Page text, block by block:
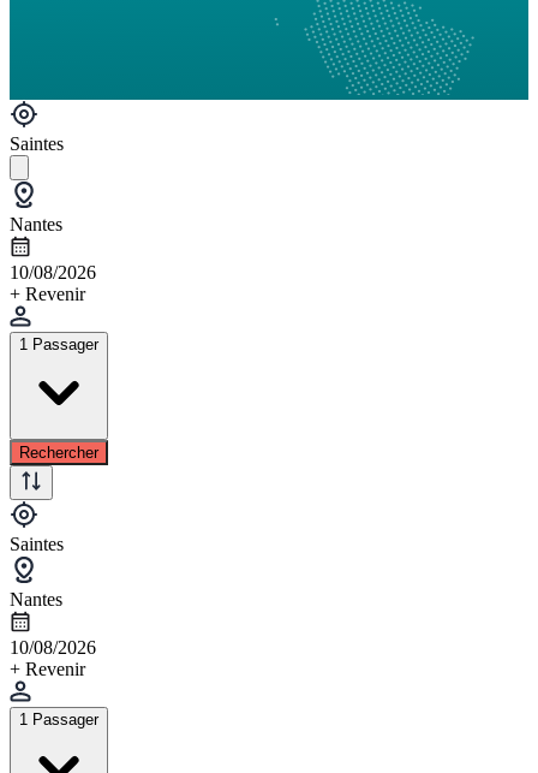
Saintes
Nantes
10/08/2026
+ Revenir
1 Passager
Rechercher
Saintes
Nantes
10/08/2026
+ Revenir
1 Passager